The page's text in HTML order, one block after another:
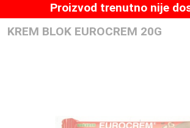
Proizvod trenutno nije
KREM BLOK EUROCREM 20G